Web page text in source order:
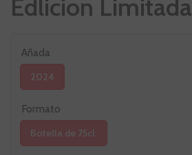
Edlicion Limitada
Añada
2024
Formato
Botella de 75cl.